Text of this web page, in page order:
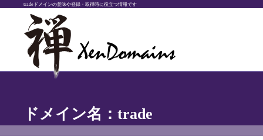
tradeドメインの意味や登録・取得時に役立つ情報です
ドメイン名：trade